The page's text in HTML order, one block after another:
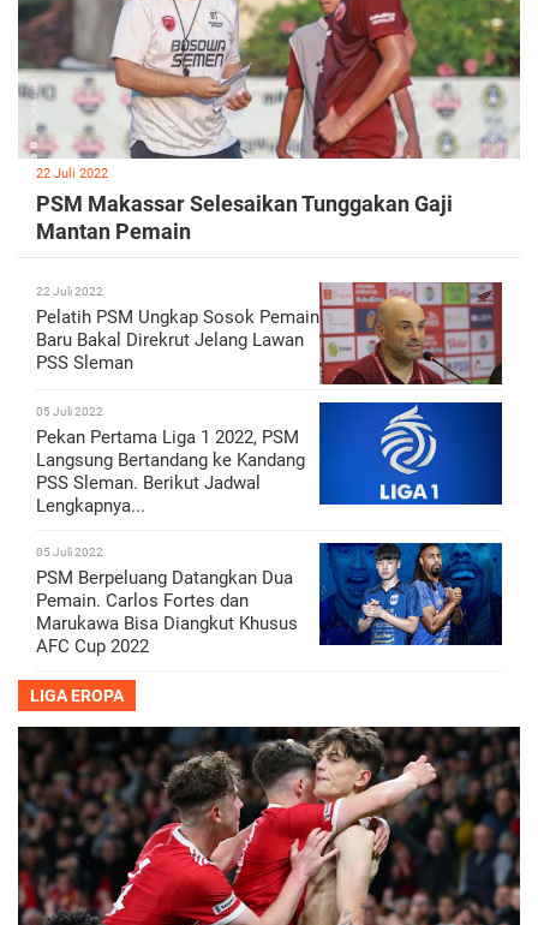
22 Juli 2022
PSM Makassar Selesaikan Tunggakan Gaji
Mantan Pemain
22 Juli 2022
Pelatih PSM Ungkap Sosok Pemain
Baru Bakal Direkrut Jelang Lawan
PSS Sleman
05 Juli 2022
Pekan Pertama Liga 1 2022, PSM
Langsung Bertandang ke Kandang
PSS Sleman. Berikut Jadwal
Lengkapnya...
05 Juli 2022
PSM Berpeluang Datangkan Dua
Pemain. Carlos Fortes dan
Marukawa Bisa Diangkut Khusus
AFC Cup 2022
LIGA EROPA